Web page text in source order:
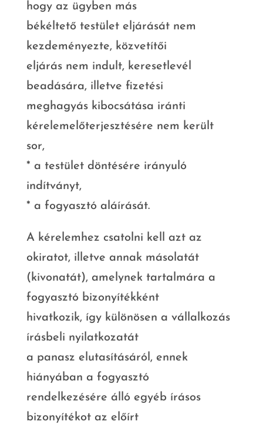
hogy az ügyben más
békéltető testület eljárását nem
kezdeményezte, közvetítői
eljárás nem indult, keresetlevél
beadására, illetve fizetési
meghagyás kibocsátása iránti
kérelemelőterjesztésére nem került
sor,
* a testület döntésére irányuló
indítványt,
* a fogyasztó aláírását.
A kérelemhez csatolni kell azt az
okiratot, illetve annak másolatát
(kivonatát), amelynek tartalmára a
fogyasztó bizonyítékként
hivatkozik, így különösen a vállalkozás
írásbeli nyilatkozatát
a panasz elutasításáról, ennek
hiányában a fogyasztó
rendelkezésére álló egyéb írásos
bizonyítékot az előírt